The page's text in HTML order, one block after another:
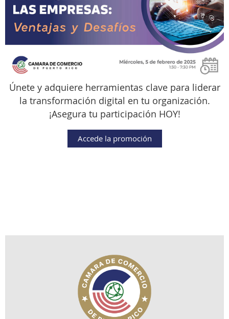
Únete y adquiere herramientas clave para liderar
la transformación digital en tu organización.
¡Asegura tu participación HOY!
Accede la promoción